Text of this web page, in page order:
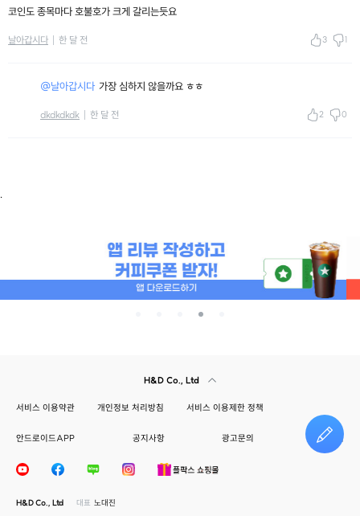
코인도 종목마다 호불호가 크게 갈리는듯요
날아갑시다 한 달 전 3 1
@날아갑시다 가장 심하지 않을까요 ㅎㅎ
dkdkdkdk 한 달 전 2 0
.
H&D Co., Ltd
서비스 이용약관 개인정보 처리방침 서비스 이용제한 정책
안드로이드APP 공지사항 광고문의 건의하기
H&D Co., Ltd 대표 노대진